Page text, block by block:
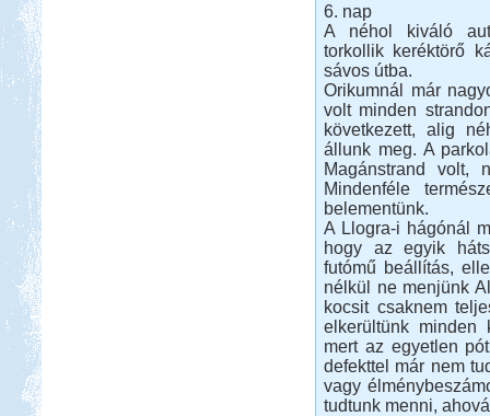
6. nap
A néhol kiváló
torkollik keréktörő
sávos útba.
Orikumnál már
volt minden
következett, alig
állunk meg. A
Magánstrand volt,
Mindenféle
belementünk.
A Llogra-i hágónál
hogy az egyik
futómű beállítás,
nélkül ne menjünk
kocsit csaknem
elkerültünk minden
mert az egyetlen
defekttel már nem
vagy
tudtunk menni,